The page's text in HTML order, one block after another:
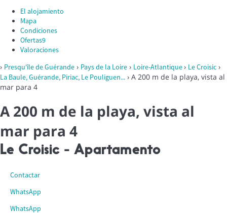
El alojamiento
Mapa
Condiciones
Ofertas9
Valoraciones
› Presqu'île de Guérande › Pays de la Loire › Loire-Atlantique› Le Croisic ›
La Baule, Guérande, Piriac, Le Pouliguen... › A 200 m de la playa, vista al
mar para 4
A 200 m de la playa, vista al
mar para 4
Le Croisic - Apartamento
Contactar
WhatsApp
WhatsApp